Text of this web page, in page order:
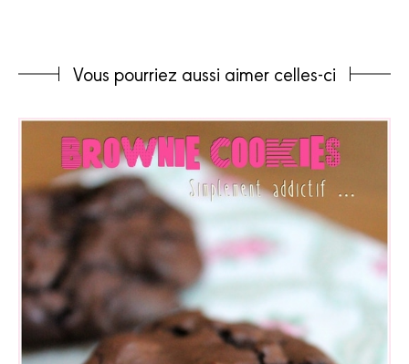
Vous pourriez aussi aimer celles-ci